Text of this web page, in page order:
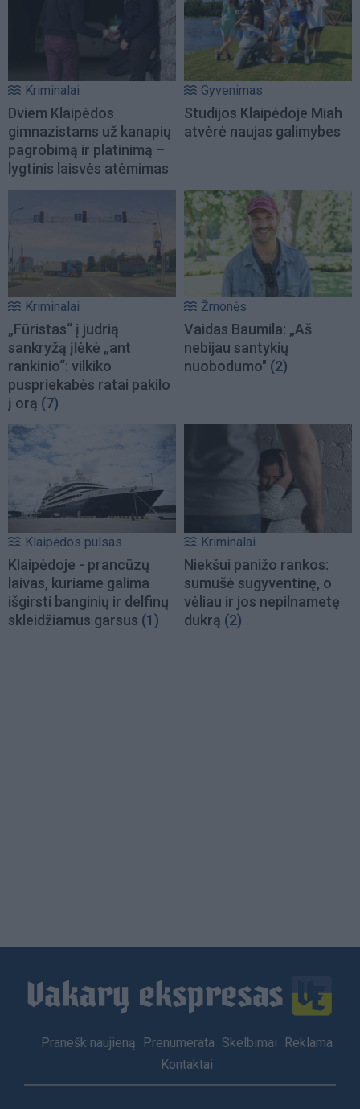
Kriminalai
Dviem Klaipėdos
gimnazistams už kanapių
pagrobimą ir platinimą –
lygtinis laisvės atėmimas
Gyvenimas
Studijos Klaipėdoje Miah
atvėrė naujas galimybes
Kriminalai
„Fūristas“ į judrią
sankryžą įlėkė „ant
rankinio“: vilkiko
puspriekabės ratai pakilo
į orą (7)
Žmonės
Vaidas Baumila: „Aš
nebijau santykių
nuobodumo" (2)
Klaipėdos pulsas
Klaipėdoje - prancūzų
laivas, kuriame galima
išgirsti banginių ir delfinų
skleidžiamus garsus (1)
Kriminalai
Niekšui panižo rankos:
sumušė sugyventinę, o
vėliau ir jos nepilnametę
dukrą (2)
Footer
Pranešk naujieną Prenumerata Skelbimai
Reklama
Kontaktai